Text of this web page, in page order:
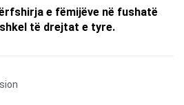
e fëmijëve në fushatë
të drejtat e tyre.